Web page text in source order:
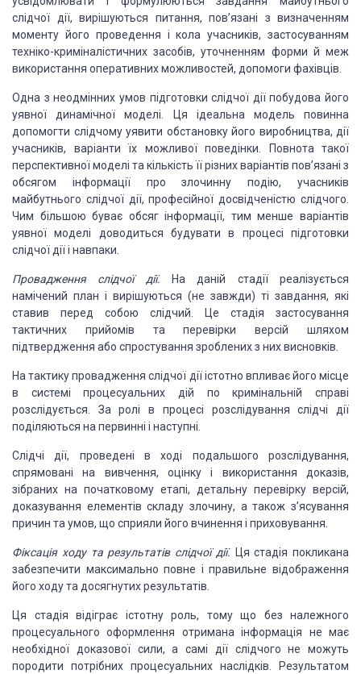
слідчої дії, вирішуються питання, пов’язані з визначенням
моменту його проведення і кола учасників, застосуванням
техніко-криміналістичних засобів, уточненням форми й меж
використання оперативнихможливостей, допомоги фахівців.
Одна з неодмінних умов підготовки слідчої дії побудова його
уявної динамічної моделі. Ця ідеальна модель повинна
допомогти слідчому уявити обстановку його виробництва, дії
учасників, варіанти їх можливоїповедінки. Повнота такої
перспективної моделі та кількість її різних варіантів пов’язані з
обсягом інформації про злочинну подію, учасників
майбутнього слідчої дії, професійної досвідченістю слідчого.
Чим більшою буває обсяг інформації, тим менше варіантів
уявної моделі доводиться будувати в процесі підготовки
слідчої дії і навпаки.
Провадження слідчої дії.На даній стадії реалізується
намічений план і вирішуються (не завжди) ті завдання, які
ставив перед собою слідчий.
Це стадія застосування
тактичних прийомів та перевірки версій шляхом
підтвердження або спростування зроблених з них висновків.
На тактику провадження слідчої дії істотно впливає його місце
в системі процесуальних дій по кримінальній справі
розслідується. За ролі в процесі розслідування слідчі дії
поділяються на первинні і наступні.
Слідчі дії, проведені в ході подальшого розслідування,
спрямовані на вивчення, оцінку і використання доказів,
зібраних на початковому етапі, детальну перевірку версій,
доказування елементів складу злочину, а також з’ясування
причин та умов, що сприяли його вчинення і приховування.
Фіксація ходу та результатівслідчої дії. Ця стадія покликана
забезпечити максимально повне і правильне відображення
його ходу та досягнутих результатів.
Ця стадія відіграє істотнуроль, тому що без належного
процесуального оформлення отримана інформація не має
необхідної доказової сили, а самі дії слідчого не можуть
породити потрібних процесуальних наслідків. Результатом